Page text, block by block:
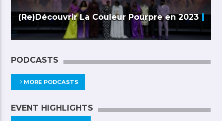
(Re)Découvrir La Couleur Pourpre en 2023
PODCASTS
MORE PODCASTS
EVENT HIGHLIGHTS